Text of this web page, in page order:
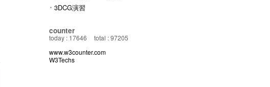
3DCG演習
counter
today : 17646
total : 97205
www.w3counter.com
W3Techs